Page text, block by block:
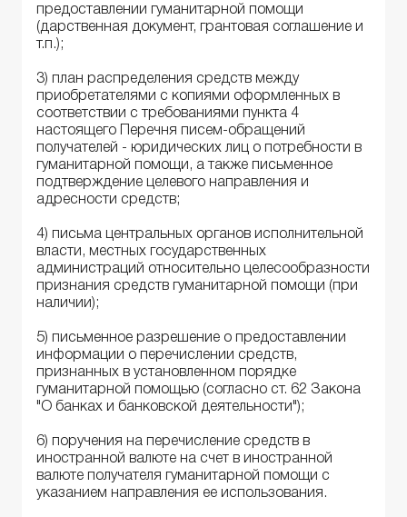
предоставлении гуманитарной помощи
(дарственная документ, грантовая соглашение и
т.п.);
3) план распределения средств между
приобретателями с копиями оформленных в
соответствии с требованиями пункта 4
настоящего Перечня писем-обращений
получателей - юридических лиц о потребности в
гуманитарной помощи, а также письменное
подтверждение целевого направления и
адресности средств;
4) письма центральных органов исполнительной
власти, местных государственных
администраций относительно целесообразности
признания средств гуманитарной помощи (при
наличии);
5) письменное разрешение о предоставлении
информации о перечислении средств,
признанных в установленном порядке
гуманитарной помощью (согласно ст. 62 Закона
"О банках и банковской деятельности");
6) поручения на перечисление средств в
иностранной валюте на счет в иностранной
валюте получателя гуманитарной помощи с
указанием направления ее использования.